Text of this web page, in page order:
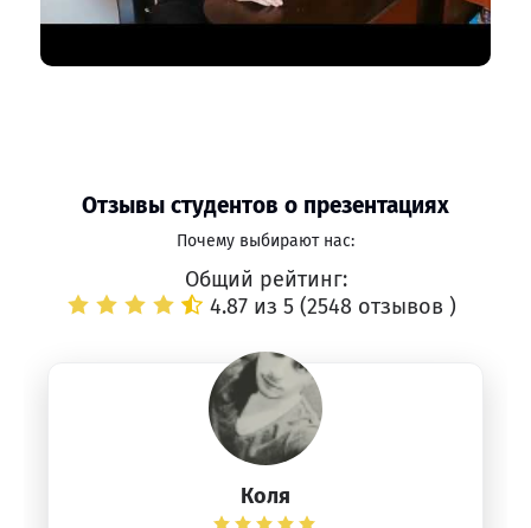
Отзывы студентов о презентациях
Почему выбирают нас:
Общий рейтинг:
4.87 из 5 (2548 отзывов )
Коля